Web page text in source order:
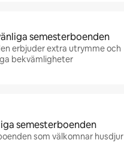
semesterboenden
erbjuder extra utrymme och
bekvämligheter
semesterboenden
som välkomnar husdjur